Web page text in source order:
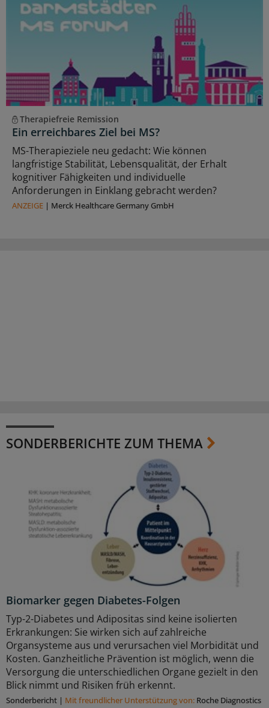
Therapiefreie Remission
Ein erreichbares Ziel bei MS?
MS-Therapieziele neu gedacht: Wie können
langfristige Stabilität, Lebensqualität, der Erhalt
kognitiver Fähigkeiten und individuelle
Anforderungen in Einklang gebracht werden?
ANZEIGE | Merck Healthcare Germany GmbH
SONDERBERICHTE ZUM THEMA
Biomarker gegen Diabetes-Folgen
Typ-2-Diabetes und Adipositas sind keine isolierten
Erkrankungen: Sie wirken sich auf zahlreiche
Organsysteme aus und verursachen viel Morbidität und
Kosten. Ganzheitliche Prävention ist möglich, wenn die
Versorgung die unterschiedlichen Organe gezielt in den
Blick nimmt und Risiken früh erkennt.
Sonderbericht | Mit freundlicher Unterstützung von: Roche Diagnostics